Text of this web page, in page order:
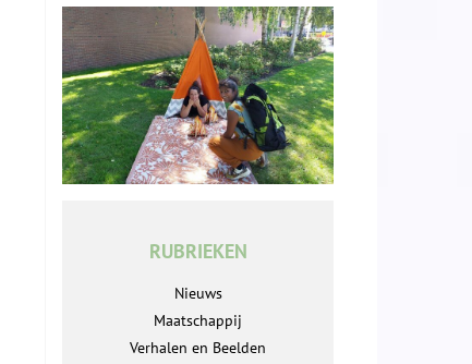
RUBRIEKEN
Nieuws
Maatschappij
Verhalen en Beelden